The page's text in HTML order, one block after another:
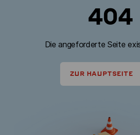
404
Die angeforderte Seite
ZUR HAUPTSEITE